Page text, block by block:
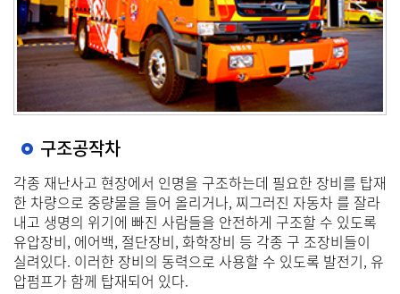
구조공작차
각종 재난사고 현장에서 인명을 구조하는데 필요한 장비를 탑재
한 차량으로 중량물을 들어 올리거나, 찌그러진 자동차 를 잘라
내고 생명의 위기에 빠진 사람들을 안전하게 구조할 수 있도록
유압장비, 에어백, 절단장비, 화학장비 등 각종 구 조장비들이
실려있다. 이러한 장비의 동력으로 사용할 수 있도록 발전기, 유
압펌프가 함께 탑재되어 있다.